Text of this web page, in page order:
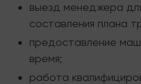
выезд менеджера
составления плана
предоставление
время;
работа